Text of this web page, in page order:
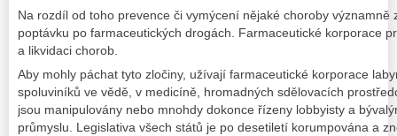
Na rozdíl od toho prevence či vymýcení nějaké choroby významně
poptávku po farmaceutických drogách. Farmaceutické korporace
a likvidaci chorob.
Aby mohly páchat tyto zločiny, užívají farmaceutické korporace
spoluviníků ve vědě, v medicíně, hromadných sdělovacích
jsou manipulovány nebo mnohdy dokonce řízeny lobbyisty a
průmyslu. Legislativa všech států je po desetiletí korumpována a